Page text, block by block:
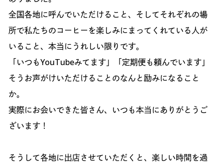
全国各地に呼んでいただけること、そしてそれぞれの場
所で私たちのコーヒーを楽しみにまってくれている人が
いること、本当にうれしい限りです。
「いつもYouTubeみてます」「定期便も頼んでいます」
そうお声がけいただけることのなんと励みになること
か。
実際にお会いできた皆さん、いつも本当にありがとうご
ざいます！
そうして各地に出店させていただくと、楽しい時間を過